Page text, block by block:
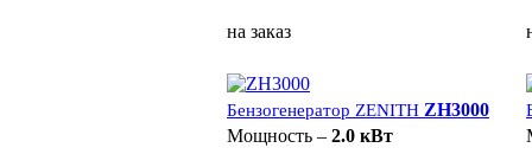
на заказ
Бензогенератор ZENITH ZH3000
Мощность – 2.0 кВт